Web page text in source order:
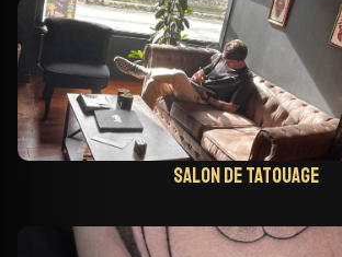
Salon de tatouage